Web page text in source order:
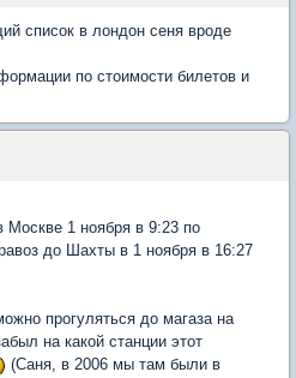
список в лондон сеня вроде
по стоимости билетов и
1 ноября в 9:23 по
до Шахты в 1 ноября в 16:27
прогуляться до магаза на
на какой станции этот
(Саня, в 2006 мы там были в